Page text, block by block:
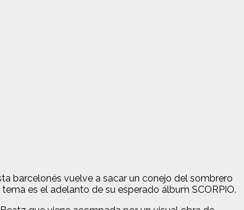
barcelonés vuelve a sacar un conejo del sombrero
es el adelanto de su esperado álbum SCORPIO.